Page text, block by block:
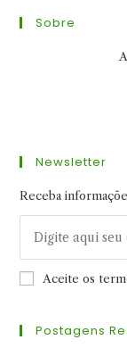
Sobre
Newsletter
Receba
Aceite os
Postagens